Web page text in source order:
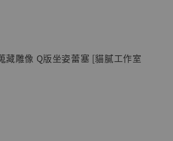
藏雕像 Q版坐姿蕾塞 [貓膩工作室